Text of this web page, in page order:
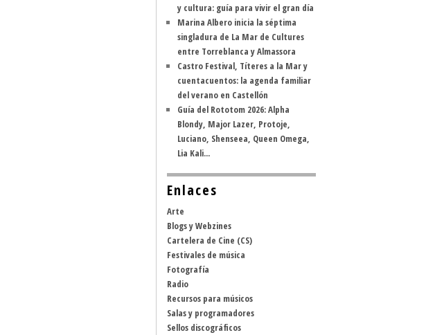
y cultura: guía para vivir el gran día
Marina Albero inicia la séptima
singladura de La Mar de Cultures
entre Torreblanca y Almassora
Castro Festival, Títeres a la Mar y
cuentacuentos: la agenda familiar
del verano en Castellón
Guía del Rototom 2026: Alpha
Blondy, Major Lazer, Protoje,
Luciano, Shenseea, Queen Omega,
Lia Kali...
Enlaces
Arte
Blogs y Webzines
Cartelera de Cine (CS)
Festivales de música
Fotografía
Radio
Recursos para músicos
Salas y programadores
Sellos discográficos